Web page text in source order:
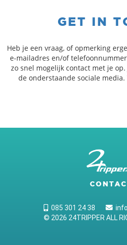
GET IN
Heb je een vraag, of opmerking
e-mailadres en/of
zo snel mogelijk contact met je
de onderstaande sociale
085 301 24 38
© 2026 24TRIPPER ALL